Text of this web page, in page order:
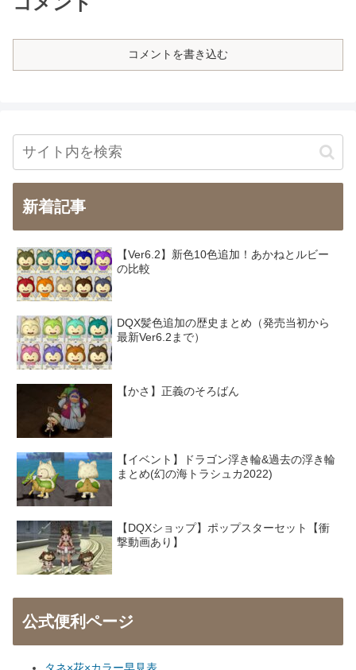
コメントを書き込む
新着記事
【Ver6.2】新色10色追加！あかねとルビー
の比較
DQX髪色追加の歴史まとめ（発売当初から
最新Ver6.2まで）
【かさ】正義のそろばん
【イベント】ドラゴン浮き輪&過去の浮き輪
まとめ(幻の海トラシュカ2022)
【DQXショップ】ポップスターセット【衝
撃動画あり】
公式便利ページ